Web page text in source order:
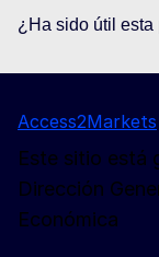
¿Ha sido útil esta
Access2Markets
Este sitio está
Dirección
Económica